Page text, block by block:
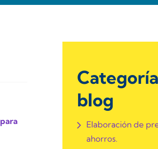
blog
Elaboración de
ahorros.